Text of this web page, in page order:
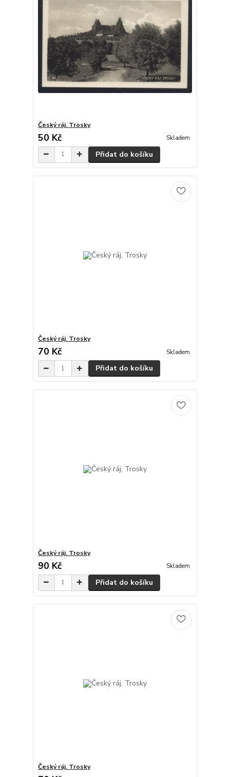
Český ráj. Trosky
50 Kč Skladem
Přidat do košíku
Český ráj. Trosky
70 Kč Skladem
Přidat do košíku
Český ráj. Trosky
90 Kč Skladem
Přidat do košíku
Český ráj. Trosky